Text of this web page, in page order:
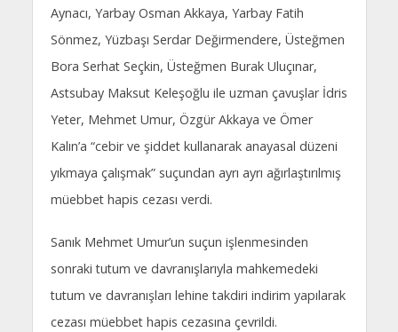
Aynacı, Yarbay Osman Akkaya, Yarbay Fatih
Sönmez, Yüzbaşı Serdar Değirmendere, Üsteğmen
Bora Serhat Seçkin, Üsteğmen Burak Uluçınar,
Astsubay Maksut Keleşoğlu ile uzman çavuşlar İdris
Yeter, Mehmet Umur, Özgür Akkaya ve Ömer
Kalın’a “cebir ve şiddet kullanarak anayasal düzeni
yıkmaya çalışmak” suçundan ayrı ayrı ağırlaştırılmış
müebbet hapis cezası verdi.
Sanık Mehmet Umur’un suçun işlenmesinden
sonraki tutum ve davranışlarıyla mahkemedeki
tutum ve davranışları lehine takdiri indirim yapılarak
cezası müebbet hapis cezasına çevrildi.